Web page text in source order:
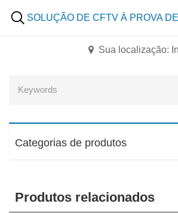
SOLUÇÃO DE CFTV À PROVA
Sua localização:
Categorias de produtos
Produtos relacionados